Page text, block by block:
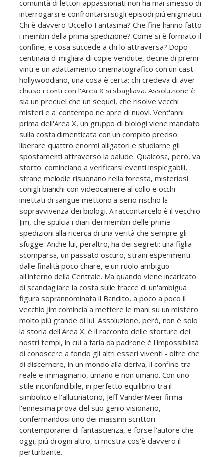
comunità di lettori appassionati non ha mai smesso di
interrogarsi e confrontarsi sugli episodi piú enigmatici.
Chi è davvero Uccello Fantasma? Che fine hanno fatto
i membri della prima spedizione? Come si è formato il
confine, e cosa succede a chi lo attraversa? Dopo
centinaia di migliaia di copie vendute, decine di premi
vinti e un adattamento cinematografico con un cast
hollywoodiano, una cosa è certa: chi credeva di aver
chiuso i conti con l'Area X si sbagliava. Assoluzione è
sia un prequel che un sequel, che risolve vecchi
misteri e al contempo ne apre di nuovi. Vent'anni
prima dell'Area X, un gruppo di biologi viene mandato
sulla costa dimenticata con un compito preciso:
liberare quattro enormi alligatori e studiarne gli
spostamenti attraverso la palude. Qualcosa, però, va
storto: cominciano a verificarsi eventi inspiegabili,
strane melodie risuonano nella foresta, misteriosi
conigli bianchi con videocamere al collo e occhi
iniettati di sangue mettono a serio rischio la
sopravvivenza dei biologi. A raccontarcelo è il vecchio
Jim, che spulcia i diari dei membri delle prime
spedizioni alla ricerca di una verità che sempre gli
sfugge. Anche lui, peraltro, ha dei segreti: una figlia
scomparsa, un passato oscuro, strani esperimenti
dalle finalità poco chiare, e un ruolo ambiguo
all'interno della Centrale. Ma quando viene incaricato
di scandagliare la costa sulle tracce di un'ambigua
figura soprannominata il Bandito, a poco a poco il
vecchio Jim comincia a mettere le mani su un mistero
molto piú grande di lui. Assoluzione, però, non è solo
la storia dell'Area X: è il racconto delle storture dei
nostri tempi, in cui a farla da padrone è l'impossibilità
di conoscere a fondo gli altri esseri viventi - oltre che
di discernere, in un mondo alla deriva, il confine tra
reale e immaginario, umano e non umano. Con uno
stile inconfondibile, in perfetto equilibrio tra il
simbolico e l'allucinatorio, Jeff VanderMeer firma
l'ennesima prova del suo genio visionario,
confermandosi uno dei massimi scrittori
contemporanei di fantascienza, e forse l'autore che
oggi, piú di ogni altro, ci mostra cos'è davvero il
perturbante.